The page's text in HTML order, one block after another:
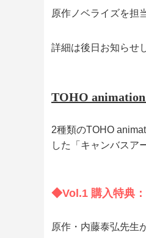
原作ノベライズを担
詳細は後日お知らせ
TOHO
2種類のTOHO
した「キャンバスア
◆Vol.1 購入特典：
原作・内藤泰弘先生